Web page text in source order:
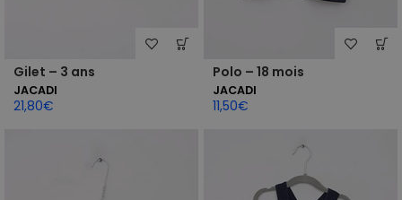
Gilet – 3 ans
JACADI
21,80€
Polo – 18 mois
JACADI
11,50€